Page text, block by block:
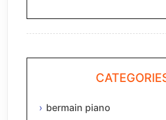
bermain piano